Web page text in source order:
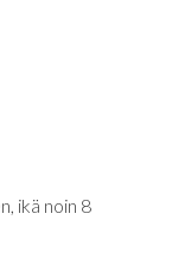
ikä noin 8